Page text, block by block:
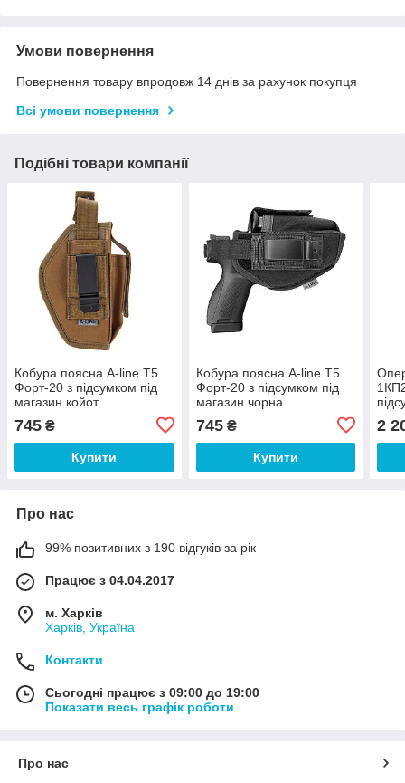
Умови повернення
Повернення товару впродовж 14 днів за рахунок покупця
Всі умови повернення
Подібні товари компанії
Кобура поясна A-line Т5
Форт-20 з підсумком під
магазин койот
745 ₴
Купити
Кобура поясна A-line Т5
Форт-20 з підсумком під
магазин чорна
745₴
Купити
2
Про нас
99% позитивних з 190 відгуків за рік
Працює з 04.04.2017
м. Харків
Харків, Україна
Контакти
Сьогодні працює з 09:00 до 19:00
Показати весь графік роботи
Про нас